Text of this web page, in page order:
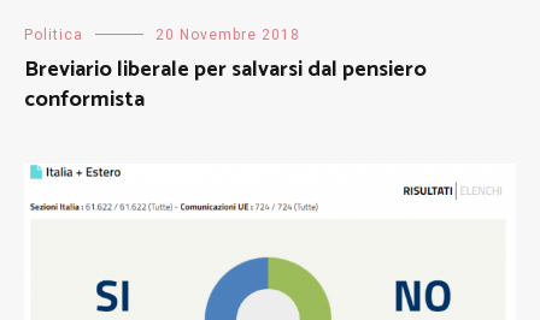
Politica 20 Novembre 2018
Breviario liberale per salvarsi dal pensiero
conformista